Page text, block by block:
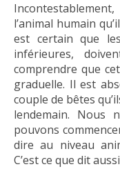
l’animal humain
est certain que
inférieures,
comprendre que
graduelle. Il est
couple de bêtes
lendemain. Nous
pouvons
dire au niveau
C’est ce que dit